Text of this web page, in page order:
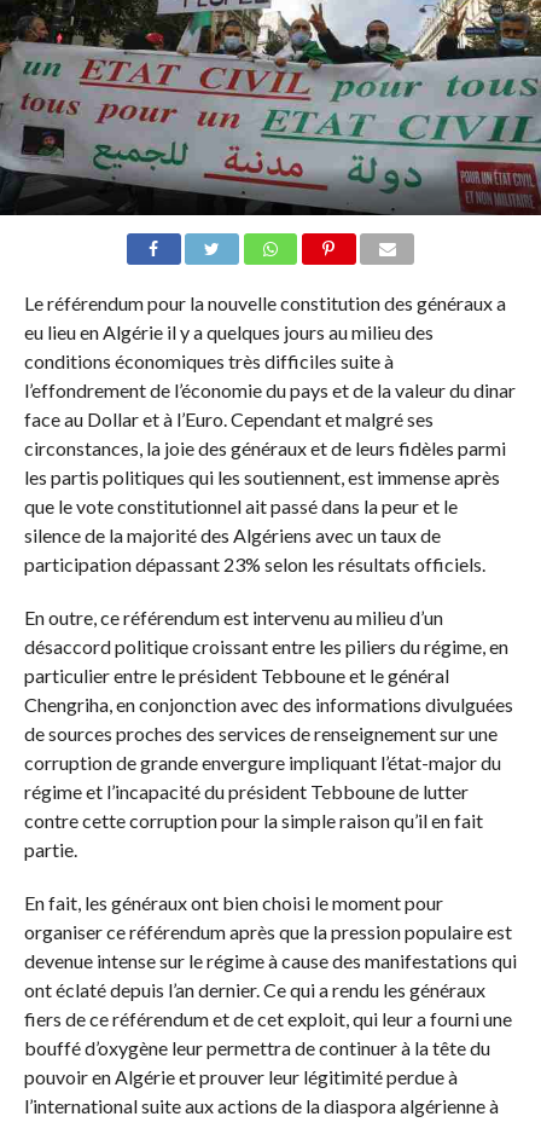
Le référendum pour la nouvelle constitution des généraux a
eu lieu en Algérie il y a quelques jours au milieu des
conditions économiques très difficiles suite à
l’effondrement de l’économie du pays et de la valeur du dinar
face au Dollar et à l’Euro. Cependant et malgré ses
circonstances, la joie des généraux et de leurs fidèles parmi
les partis politiques qui les soutiennent, est immense après
que le vote constitutionnel ait passé dans la peur et le
silence de la majorité des Algériens avec un taux de
participation dépassant 23% selon les résultats officiels.
En outre, ce référendum est intervenu au milieu d’un
désaccord politique croissant entre les piliers du régime, en
particulier entre le président Tebboune et le général
Chengriha, en conjonction avec des informations divulguées
de sources proches des services de renseignement sur une
corruption de grande envergure impliquant l’état-major du
régime et l’incapacité du président Tebboune de lutter
contre cette corruption pour la simple raison qu’il en fait
partie.
En fait, les généraux ont bien choisi le moment pour
organiser ce référendum après que la pression populaire est
devenue intense sur le régime à cause des manifestations qui
ont éclaté depuis l’an dernier. Ce qui a rendu les généraux
fiers de ce référendum et de cet exploit, qui leur a fourni une
bouffé d’oxygène leur permettra de continuer à la tête du
pouvoir en Algérie et prouver leur légitimité perdue à
l’international suite aux actions de la diaspora algérienne à